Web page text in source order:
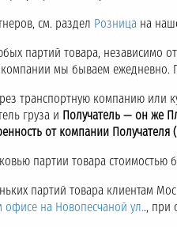
см. раздел Розница на
партий товара, независимо
мы бываем
транспортную компанию
груза и Получатель — он же
от компании Получателя
партии товара стоимостью
партий товара клиентам
офисе на Новопесчаной ул.., при